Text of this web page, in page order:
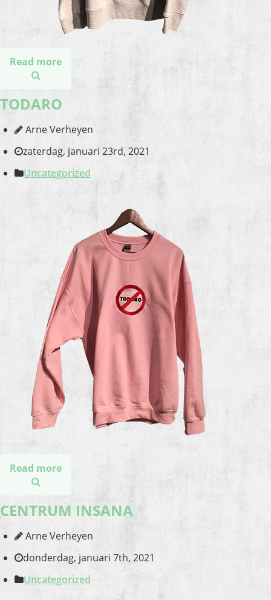
Read more
TODARO
Arne Verheyen
zaterdag, januari 23rd, 2021
Uncategorized
Read more
CENTRUM INSANA
Arne Verheyen
donderdag, januari 7th, 2021
Uncategorized